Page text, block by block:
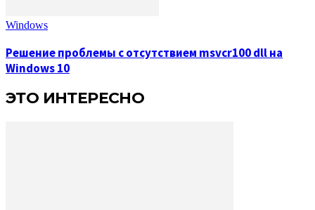
Windows
Решение проблемы с отсутствием msvcr100 dll на
Windows 10
ЭТО ИНТЕРЕСНО